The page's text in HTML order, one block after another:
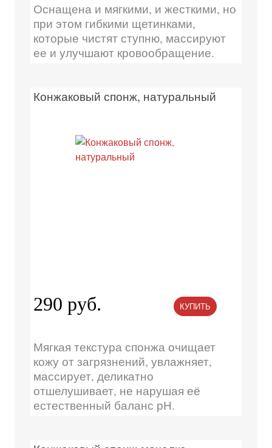
Оснащена и мягкими, и жесткими, но
при этом гибкими щетинками,
которые чистят ступню, массируют
ее и улучшают кровообращение.
Конжаковый спонж, натуральный
290 руб. КУПИТЬ
Мягкая текстура спонжа очищает
кожу от загрязнений, увлажняет,
массирует, деликатно
отшелушивает, не нарушая её
естественный баланс рН.